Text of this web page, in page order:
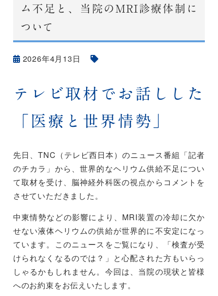
ム不足と、当院のMRI診療体制に
ついて
2026年4月13日
テレビ取材でお話しした
「医療と世界情勢」
先日、TNC（テレビ西日本）のニュース番組「記者
のチカラ」から、世界的なヘリウム供給不足につい
て取材を受け、脳神経外科医の視点からコメントを
させていただきました。
中東情勢などの影響により、MRI装置の冷却に欠か
せない液体ヘリウムの供給が世界的に不安定になっ
ています。このニュースをご覧になり、「検査が受
けられなくなるのでは？」と心配された方もいらっ
しゃるかもしれません。今回は、当院の現状と皆様
へのお約束をお伝えいたします。